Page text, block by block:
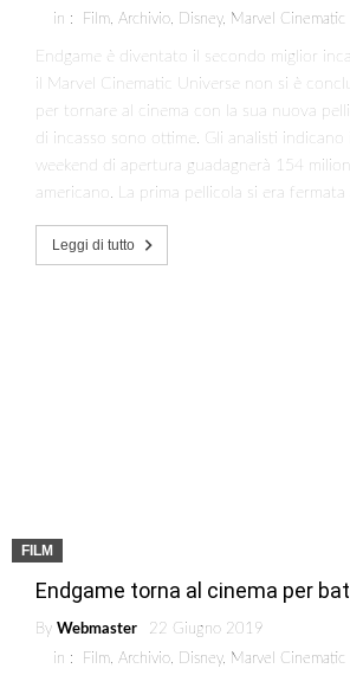
in : Film, Archivio, Disney, Marvel Cinematic
Endgame è diventato il secondo miglior
il Marvel Cinematic Universe non si è
per tornare al cinema con la sua nuova
di incasso sono ottime. Gli analisti indicano
weekend di apertura guadagnerà 154
americano. La prima pellicola si era fermata
Leggi di tutto
FILM
Endgame torna al cinema per
By Webmaster
22 Giugno 2019
in :
Film, Archivio, Disney, Marvel Cinematic